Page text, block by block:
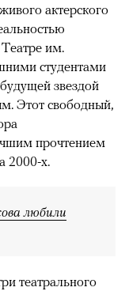
актерского
им.
студентами
звездой
Этот свободный,
прочтением
2000-х.
любили
театрального